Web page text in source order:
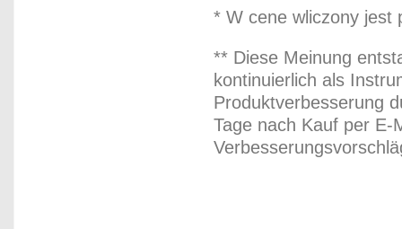
* W cene wliczony jest
** Diese Meinung
kontinuierlich als
Produktverbesserung
Tage nach Kauf per E-